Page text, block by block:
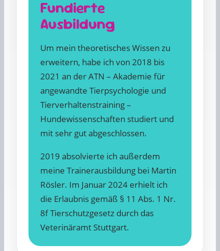
Fundierte
Ausbildung
Um mein theoretisches Wissen zu
erweitern, habe ich von 2018 bis
2021 an der ATN – Akademie für
angewandte Tierpsychologie und
Tierverhaltenstraining –
Hundewissenschaften studiert und
mit sehr gut abgeschlossen.
2019 absolvierte ich außerdem
meine Trainerausbildung bei Martin
Rösler. Im Januar 2024 erhielt ich
die Erlaubnis gemäß § 11 Abs. 1 Nr.
8f Tierschutzgesetz durch das
Veterinäramt Stuttgart.